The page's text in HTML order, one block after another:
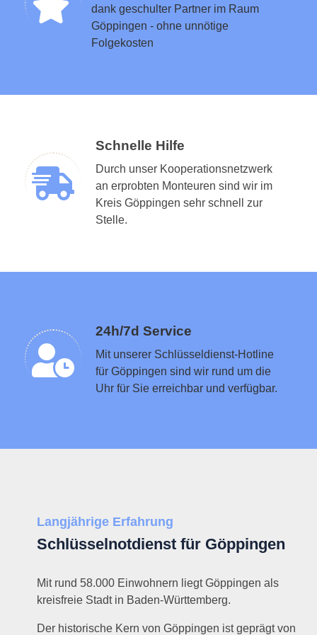
dank geschulter Partner im Raum
Göppingen - ohne unnötige
Folgekosten
Schnelle Hilfe
Durch unser Kooperationsnetzwerk
an erprobten Monteuren sind wir im
Kreis Göppingen sehr schnell zur
Stelle.
24h/7d Service
Mit unserer Schlüsseldienst-Hotline
für Göppingen sind wir rund um die
Uhr für Sie erreichbar und verfügbar.
Schlüsseldienst in der Nähe vermitteln
Langjährige Erfahrung
Schlüsselnotdienst für Göppingen
Mit rund 58.000 Einwohnern liegt Göppingen als
kreisfreie Stadt in Baden-Württemberg.
Der historische Kern von Göppingen ist geprägt von